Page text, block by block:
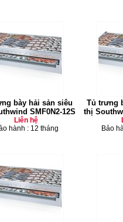
bày hải sản siêu
SMF0N2-12S
Liên hệ
hành : 12 tháng
Tủ trưng
thị
Bảo